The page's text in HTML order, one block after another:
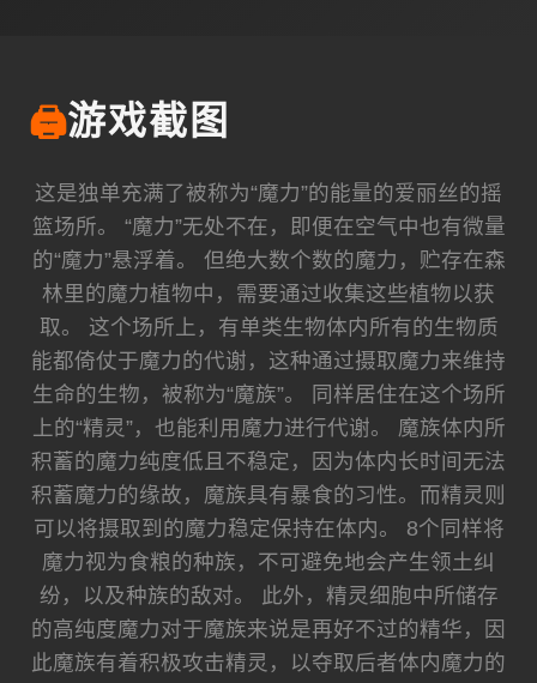
🖨️游戏截图
这是独单充满了被称为“魔力”的能量的爱丽丝的摇
篮场所。 “魔力”无处不在，即便在空气中也有微量
的“魔力”悬浮着。 但绝大数个数的魔力，贮存在森
林里的魔力植物中，需要通过收集这些植物以获
取。 这个场所上，有单类生物体内所有的生物质
能都倚仗于魔力的代谢，这种通过摄取魔力来维持
生命的生物，被称为“魔族”。 同样居住在这个场所
上的“精灵”，也能利用魔力进行代谢。 魔族体内所
积蓄的魔力纯度低且不稳定，因为体内长时间无法
积蓄魔力的缘故，魔族具有暴食的习性。而精灵则
可以将摄取到的魔力稳定保持在体内。 8个同样将
魔力视为食粮的种族，不可避免地会产生领土纠
纷，以及种族的敌对。 此外，精灵细胞中所储存
的高纯度魔力对于魔族来说是再好不过的精华，因
此魔族有着积极攻击精灵，以夺取后者体内魔力的